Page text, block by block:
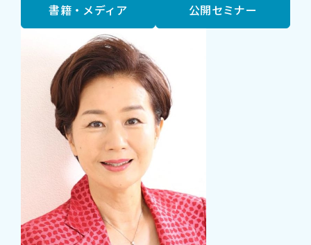
書籍・メディア 公開セミナー